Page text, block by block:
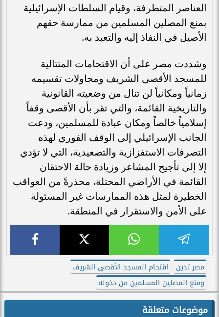
العناصر المتطرفة، وقيام السلطات الإسرائيلية
بمنع المصلين المسلمين من ممارسة حقهم
الأصيل في النفاذ إليه والتعبد به.
وشددت مصر على أن الاقتحامات المتتالية
للمسجد الأقصى الشريف ومحاولات تقسيمه
زمانياً ومكانياً لن تنال من وضعيته القانونية
والتاريخية القائمة، والتي تقر بأن الأقصى وقفاً
إسلامياً خالصاً ومكان عبادة للمسلمين، ودعت
الجانب الإسرائيلي إلى الوقف الفوري لهذه
التصرفات الاستفزازية والتصعيدية، التي لا تؤدي
إلا إلى تأجيج المشاعر وزيادة حالة الاحتقان
القائمة في الأراضي المحتلة، محذرةً من العواقب
الخطيرة لمثل هذه الممارسات غير المسئولة
على الأمن والاستقرار في المنطقة.
مصر تدين
اقتحام المسجد الأقصى الشريف
ومنع المصلين المسلمين من دخوله
موضوعات متعلقة